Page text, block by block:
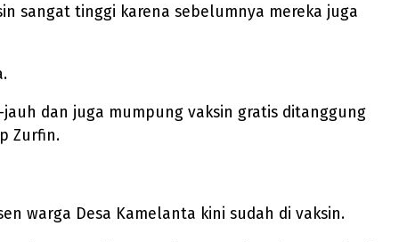
sangat tinggi karena sebelumnya mereka juga
dan juga mumpung vaksin gratis ditanggung
Zurfin.
warga Desa Kamelanta kini sudah di vaksin.